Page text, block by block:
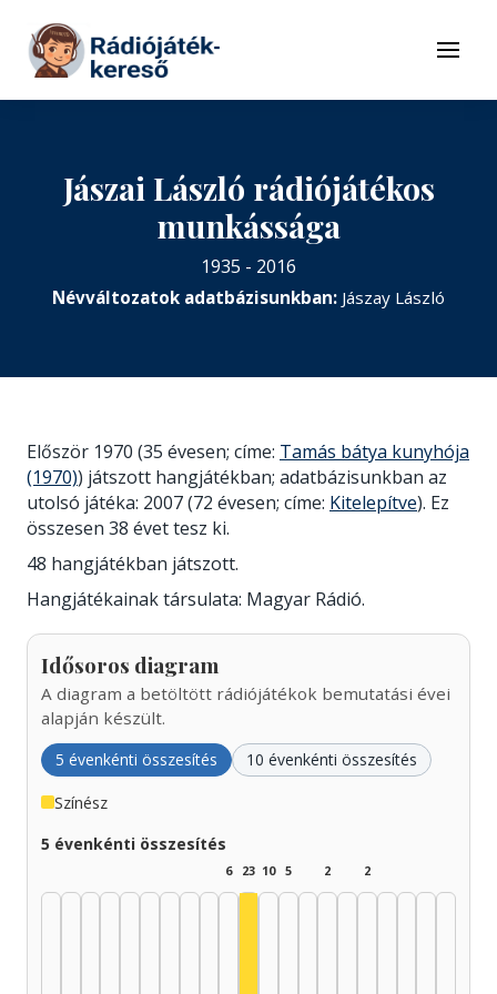
Tovább a tartalomhoz
Menü
Jászai László rádiójátékos
munkássága
1935 - 2016
Névváltozatok adatbázisunkban: Jászay László
Először 1970 (35 évesen; címe: Tamás bátya kunyhója
(1970)) játszott hangjátékban; adatbázisunkban az
utolsó játéka: 2007 (72 évesen; címe: Kitelepítve). Ez
összesen 38 évet tesz ki.
48 hangjátékban játszott.
Hangjátékainak társulata: Magyar Rádió.
Idősoros diagram
A diagram a betöltött rádiójátékok bemutatási évei
alapján készült.
5 évenkénti összesítés 10 évenkénti összesítés
Színész
5 évenkénti összesítés
6 23 10 5 2 2